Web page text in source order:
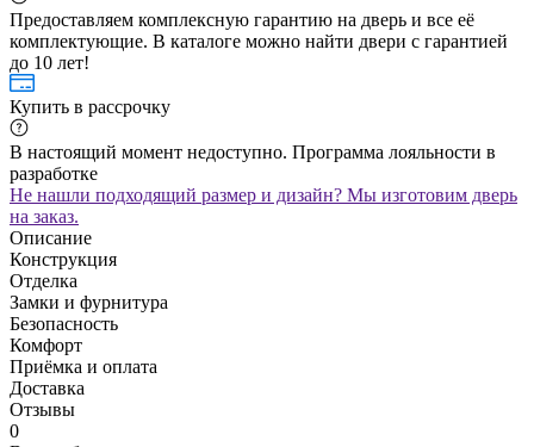
Предоставляем комплексную гарантию на дверь и все её
комплектующие. В каталоге можно найти двери с гарантией
до 10 лет!
Купить в рассрочку
В настоящий момент недоступно. Программа лояльности в
разработке
Не нашли подходящий размер и дизайн? Мы изготовим дверь
на заказ.
Описание
Конструкция
Отделка
Замки и фурнитура
Безопасность
Комфорт
Приёмка и оплата
Доставка
Отзывы
0